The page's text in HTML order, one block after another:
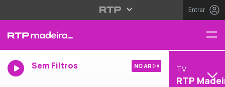
Entrar
Sem Filtros NO AR TV
RTP